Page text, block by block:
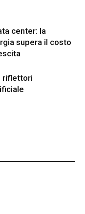
center: la
supera il costo
riflettori